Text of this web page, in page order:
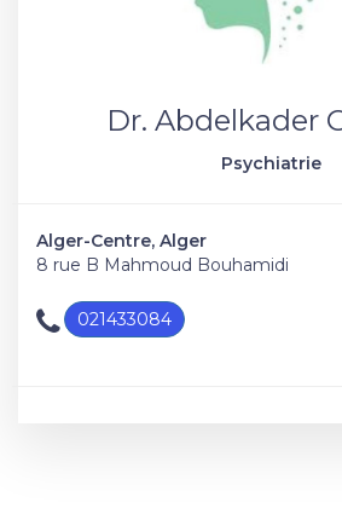
Dr. Abdelkader
Psychiatrie
Alger-Centre, Alger
8 rue B Mahmoud Bouhamidi
021433084